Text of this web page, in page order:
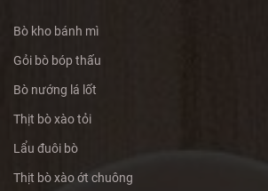
Bò kho bánh mì
Gỏi bò bóp thấu
Bò nướng lá lốt
Thịt bò xào tỏi
Lẩu đuôi bò
Thịt bò xào ớt chuông